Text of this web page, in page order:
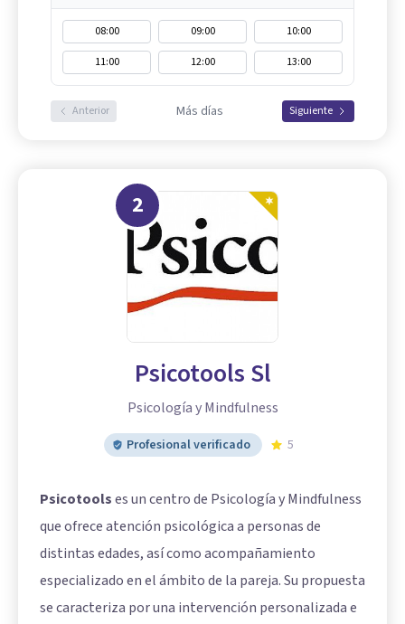
08:00 09:00
10:00
11:00
12:00 13:00
Anterior Más días Siguiente
2
Psicotools Sl
Psicología y Mindfulness
Profesional verificado 5
Psicotoolses un centro de Psicología y Mindfulness
que ofrece atención psicológica a personas de
distintas edades, así como acompañamiento
especializado en el ámbito de la pareja. Su propuesta
se caracteriza por una intervención personalizada e